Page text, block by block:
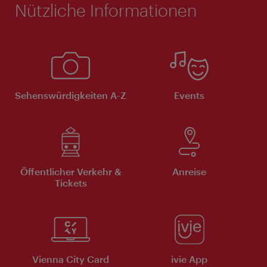
Nützliche Informationen
Sehenswürdigkeiten A-Z Events
Öffentlicher Verkehr &
Tickets
Anreise
Vienna City Card ivie App